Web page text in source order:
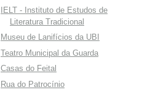
IELT - Instituto de Estudos de
Literatura Tradicional
Museu de Lanifícios da UBI
Teatro Municipal da Guarda
Casas do Feital
Rua do Patrocínio